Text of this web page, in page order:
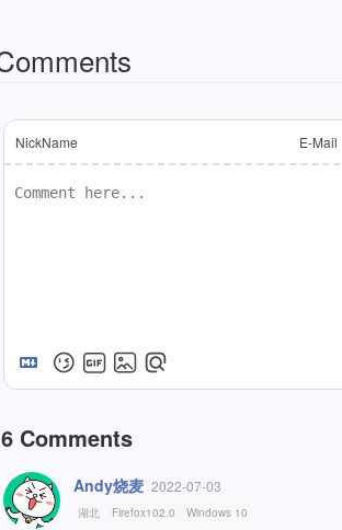
NickName E-Mail
6 Comments
Andy烧麦 2022-07-03
湖北 Firefox102.0 Windows 10